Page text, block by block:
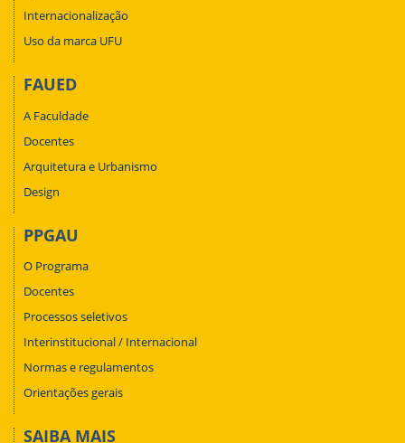
Internacionalização
Uso da marca UFU
FAUED
A Faculdade
Docentes
Arquitetura e Urbanismo
Design
PPGAU
O Programa
Docentes
Processos seletivos
Interinstitucional / Internacional
Normas e regulamentos
Orientações gerais
SAIBA MAIS